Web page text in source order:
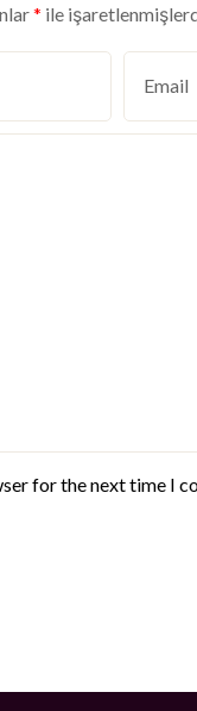
* ile
for the next time I